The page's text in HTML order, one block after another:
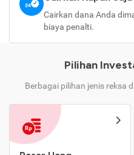
Cairkan dana Anda
biaya penalti.
Pilihan
Berbagai pilihan jenis reksa